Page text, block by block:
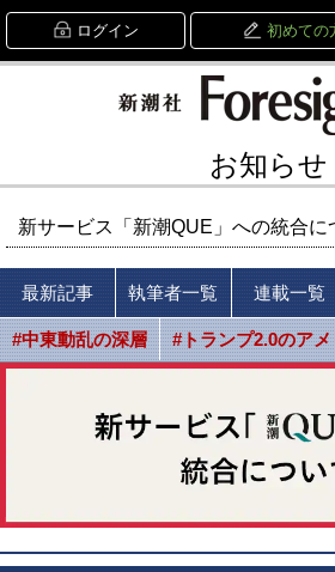
ログイン 初めての
お知らせ
新サービス「新潮QUE」への統合に
最新記事 執筆者一覧 連載一覧
#中東動乱の深層 #トランプ2.0のア